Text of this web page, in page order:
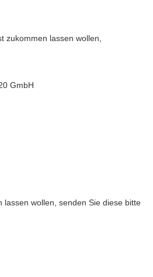
zukommen lassen wollen,
GmbH
wollen, senden Sie diese bitte